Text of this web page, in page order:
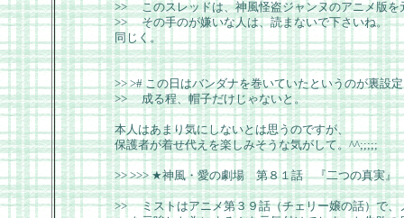
>> このスレッドは、神風怪盗ジャンヌのアニメ版を
>> その手のが嫌いな人は、読まないで下さいね。
同じく。
>> ># この日はバンダナを巻いていたというのが裏設
>> 成る程、帽子だけじゃないと。
本人はあまり気にしないとは思うのですが、
保護者が着せ代えを楽しみそうな気がして。^^;;;;;
>> >>> ★神風・愛の劇場 第８１話 『二つの真実』
>> ミストはアニメ第３９話（チェリー嬢の話）で、